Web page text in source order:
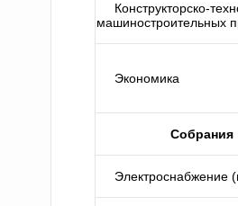
Конструкторско-
машиностроительных
Экономика
Собрания
Электроснабжение